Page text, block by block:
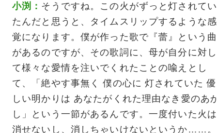
小渕： そうですね。この火がずっと灯されてい
たんだと思うと、タイムスリップするような感
覚になります。僕が作った歌で『蕾』という曲
があるのですが、その歌詞に、母が自分に対し
て様々な愛情を注いでくれたことの喩えとし
て、「絶やす事無く 僕の心に 灯されていた 優
しい明かりは あなたがくれた理由なき愛のあ
し」という一節があるんです。一度付いた火は
消せないし、消しちゃいけないというか……。